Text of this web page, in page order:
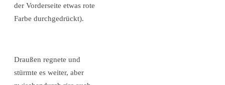
der Vorderseite etwas rote
Farbe durchgedrückt).
Draußen regnete und
stürmte es weiter, aber